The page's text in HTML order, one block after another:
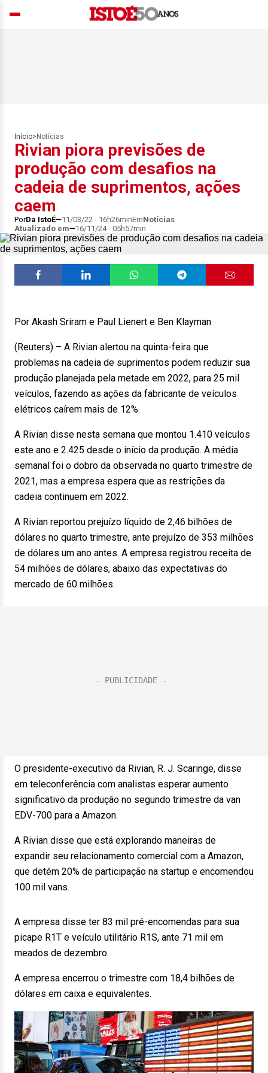
Início> Notícias
Rivian piora previsões de
produção com desafios na
cadeia de suprimentos, ações
caem
PorDa IstoÉ 11/03/22 - 16h26minEmNotícias
Atualizado em
16/11/24 - 05h57min
Por Akash Sriram e Paul Lienert e Ben Klayman
(Reuters) – A Rivian alertou na quinta-feira que
problemas na cadeia de suprimentos podem reduzir sua
produção planejada pela metade em 2022, para 25 mil
veículos, fazendo as ações da fabricante de veículos
elétricos caírem mais de 12%.
A Rivian disse nesta semana que montou 1.410 veículos
este ano e 2.425 desde o início da produção. A média
semanal foi o dobro da observada no quarto trimestre de
2021, mas a empresa espera que as restrições da
cadeia continuem em 2022.
A Rivian reportou prejuízo líquido de 2,46 bilhões de
dólares no quarto trimestre, ante prejuízo de 353 milhões
de dólares um ano antes. A empresa registrou receita de
54 milhões de dólares, abaixo das expectativas do
mercado de 60 milhões.
O presidente-executivo da Rivian, R. J. Scaringe, disse
em teleconferência com analistas esperar aumento
significativo da produção no segundo trimestre da van
EDV-700 para a Amazon.
A Rivian disse que está explorando maneiras de
expandir seu relacionamento comercial com a Amazon,
que detém 20% de participação na startup e encomendou
100 mil vans.
A empresa disse ter 83 mil pré-encomendas para sua
picape R1T e veículo utilitário R1S, ante 71 mil em
meados de dezembro.
A empresa encerrou o trimestre com 18,4 bilhões de
dólares em caixa e equivalentes.